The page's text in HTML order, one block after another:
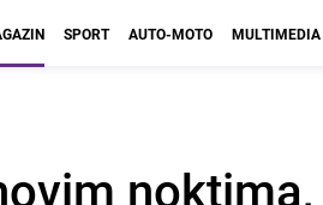
SPORT AUTO-MOTO MULTIMEDIA